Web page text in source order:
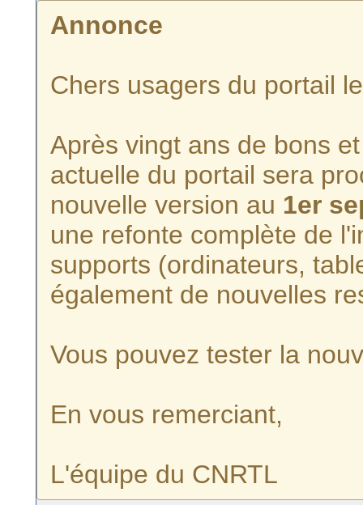
Annonce
Chers usagers du portail
Après vingt ans de bons
actuelle du portail sera
nouvelle version au 1er
une refonte complète de
supports (ordinateurs,
également de nouvelles
Vous pouvez tester la
En vous remerciant,
L'équipe du CNRTL